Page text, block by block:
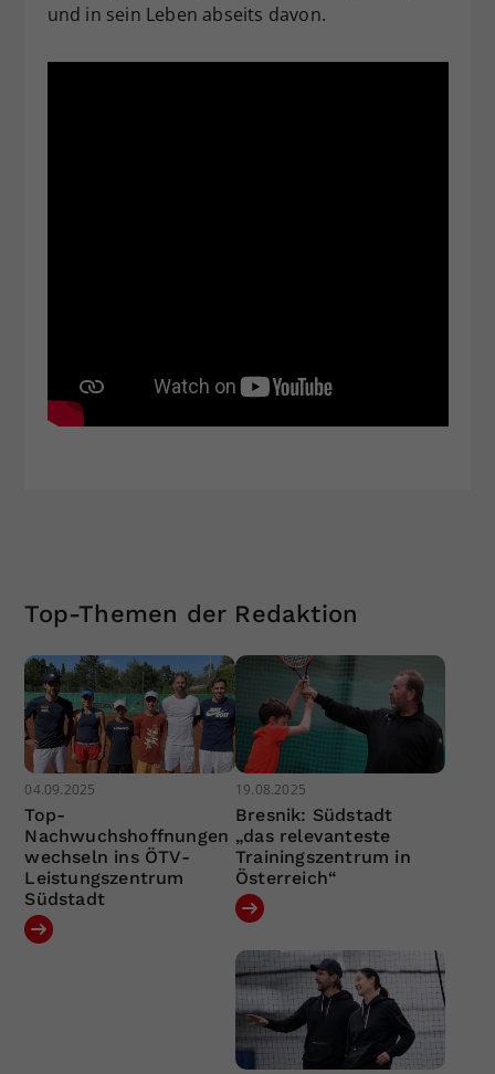
und in sein Leben abseits davon.
Top-Themen der Redaktion
04.09.2025
Top-
Nachwuchshoffnungen
wechseln ins ÖTV-
Leistungszentrum
Südstadt
19.08.2025
Bresnik: Südstadt
„das relevanteste
Trainingszentrum in
Österreich“